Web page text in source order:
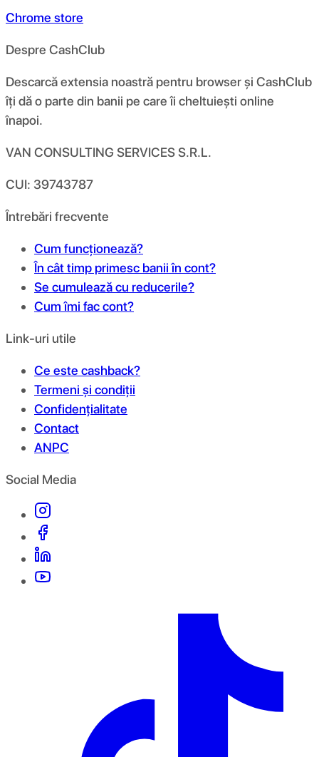
Chrome store
Despre CashClub
Descarcă extensia noastră pentru browser și CashClub
îți dă o parte din banii pe care îi cheltuiești online
înapoi.
VAN CONSULTING SERVICES S.R.L.
CUI: 39743787
Întrebări frecvente
Cum funcționează?
În cât timp primesc banii în cont?
Se cumulează cu reducerile?
Cum îmi fac cont?
Link-uri utile
Ce este cashback?
Termeni și condiții
Confidențialitate
Contact
ANPC
Social Media